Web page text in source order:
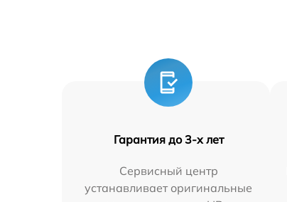
Гарантия до 3-х лет
Сервисный центр
устанавливает оригинальные